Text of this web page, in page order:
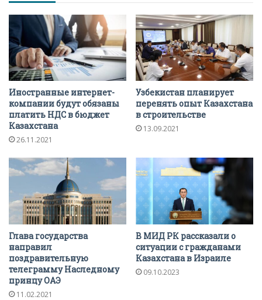
Иностранные интернет-
компании будут обязаны
платить НДС в бюджет
Казахстана
26.11.2021
Узбекистан планирует
перенять опыт Казахстана
в строительстве
13.09.2021
Глава государства
направил
поздравительную
телеграмму Наследному
принцу ОАЭ
11.02.2021
В МИД РК рассказали о
ситуации с гражданами
Казахстана в Израиле
09.10.2023